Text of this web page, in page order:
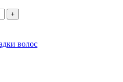
волос